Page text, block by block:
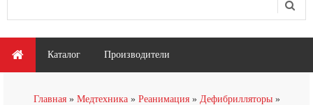
Главное меню
Каталог Производители
Главная Медтехника Реанимация
Дефибрилляторы